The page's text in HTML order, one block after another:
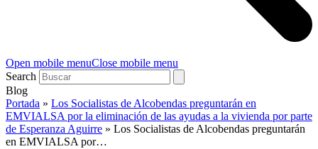
Open mobile menuClose mobile menu
Search
Blog
Portada » Los Socialistas de Alcobendas preguntarán en
EMVIALSA por la eliminación de las ayudas a la vivienda por parte
de Esperanza Aguirre » Los Socialistas de Alcobendas preguntarán
en EMVIALSA por…